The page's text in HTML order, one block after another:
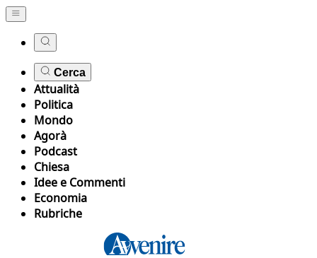
Cerca
Attualità
Politica
Mondo
Agorà
Podcast
Chiesa
Idee e Commenti
Economia
Rubriche